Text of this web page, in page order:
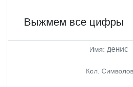
Выжмем все цифры
Имя: денис
Кол.